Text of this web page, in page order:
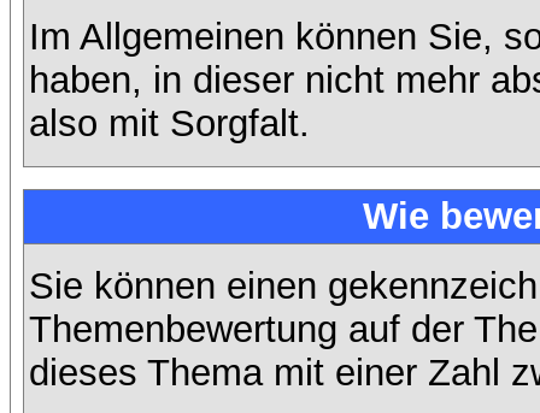
Im Allgemeinen können Sie,
haben, in dieser nicht mehr
also mit Sorgfalt.
Wie
Sie können einen
Themenbewertung auf der
dieses Thema mit einer Zahl